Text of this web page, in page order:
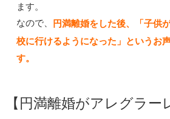
ます。
なので、
円満離婚をした後、「子供
校に行けるようになった」というお
す。
【円満離婚がアレグラ